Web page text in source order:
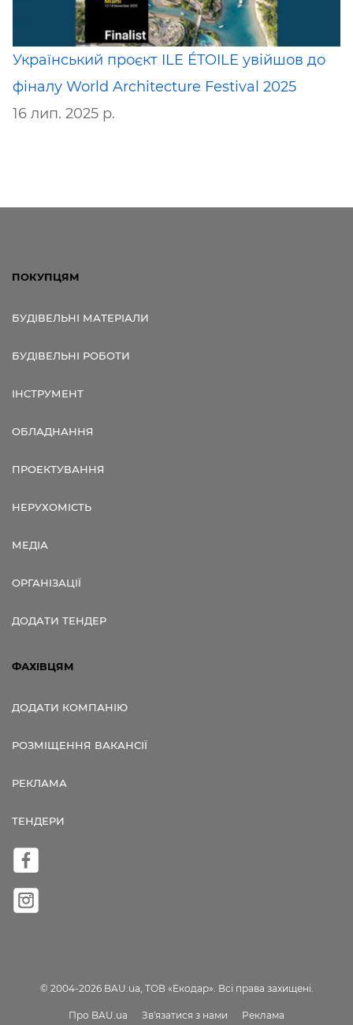
Український проєкт ILE ÉTOILE увійшов до
фіналу World Architecture Festival 2025
16 лип. 2025 р.
ПОКУПЦЯМ
БУДІВЕЛЬНІ МАТЕРІАЛИ
БУДІВЕЛЬНІ РОБОТИ
ІНСТРУМЕНТ
ОБЛАДНАННЯ
ПРОЕКТУВАННЯ
НЕРУХОМІСТЬ
МЕДІА
ОРГАНІЗАЦІЇ
ДОДАТИ ТЕНДЕР
ФАХІВЦЯМ
ДОДАТИ КОМПАНІЮ
РОЗМІЩЕННЯ ВАКАНСІЇ
РЕКЛАМА
ТЕНДЕРИ
© 2004-2026 BAU.ua, ТОВ «Екодар». Всі права захищені.
Про BAU.ua Зв'язатися з нами Реклама